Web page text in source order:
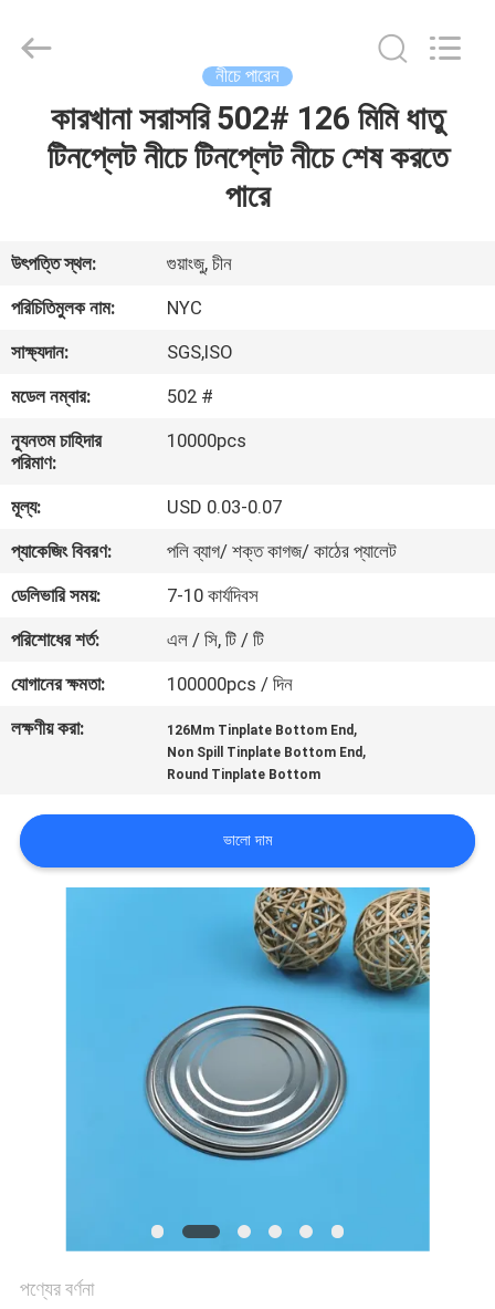
আমাদের
সম্পর্কে
কারখানা
ভ্রমণ
নিয়ন্ত্রণ
যোগাযোগ
করুন
খবর
সাইট
Rights
নীচে পারেন
কারখানা সরাসরি 502# 126 মিমি ধাতু
টিনপ্লেট নীচে টিনপ্লেট নীচে শেষ করতে
পারে
উৎপত্তি স্থল:
গুয়াংজু, চীন
পরিচিতিমুলক নাম:
NYC
সাক্ষ্যদান:
SGS,ISO
মডেল নম্বার:
502 #
ন্যূনতম চাহিদার
পরিমাণ:
10000pcs
মূল্য:
USD 0.03-0.07
প্যাকেজিং বিবরণ:
পলি ব্যাগ/ শক্ত কাগজ/ কাঠের প্যালেট
ডেলিভারি সময়:
7-10 কার্যদিবস
পরিশোধের শর্ত:
এল / সি, টি / টি
যোগানের ক্ষমতা:
100000pcs / দিন
লক্ষণীয় করা:
126Mm Tinplate Bottom End ,
Non Spill Tinplate Bottom End ,
Round Tinplate Bottom
ভালো দাম
পণ্যের বর্ণনা